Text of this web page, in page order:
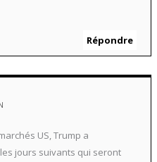
Répondre
US, Trump a
jours suivants qui seront